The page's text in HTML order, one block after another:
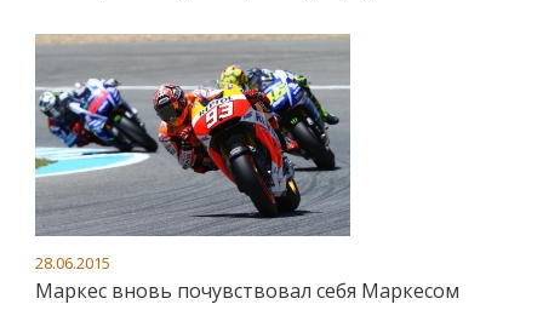
28.06.2015
Маркес вновь почувствовал себя Маркесом